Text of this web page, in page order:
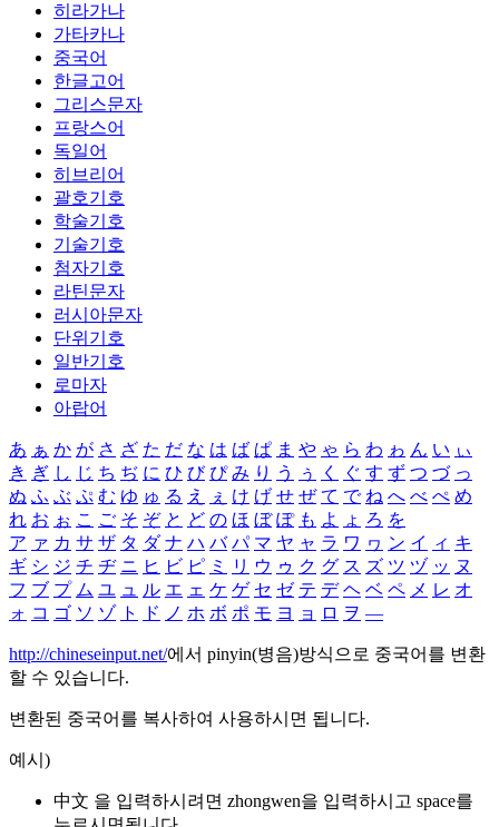
히라가나
가타카나
중국어
한글고어
그리스문자
프랑스어
독일어
히브리어
괄호기호
학술기호
기술기호
첨자기호
라틴문자
러시아문자
단위기호
일반기호
로마자
아랍어
あ ぁ か が さ ざ た だ な は ば ぱ ま や ゃ ら わ ゎ ん い ぃ
き ぎ し じ ち ぢ に ひ び ぴ み り う ぅ く ぐ す ず つ づ っ
ぬ ふ ぶ ぷ む ゆ ゅ る え ぇ け げ せ ぜ て で ね へ べ ぺ め
れ お ぉ こ ご そ ぞ と ど の ほ ぼ ぽ も よ ょ ろ を
ア ァ カ サ ザ タ ダ ナ ハ バ パ マ ヤ ャ ラ ワ ヮ ン イ ィ キ
ギ シ ジ チ ヂ ニ ヒ ビ ピ ミ リ ウ ゥ ク グ ス ズ ツ ヅ ッ ヌ
フ ブ プ ム ユ ュ ル エ ェ ケ ゲ セ ゼ テ デ ヘ ベ ペ メ レ オ
ォ コ ゴ ソ ゾ ト ド ノ ホ ボ ポ モ ヨ ョ ロ ヲ ―
http://chineseinput.net/에서 pinyin(병음)방식으로 중국어를 변환
할 수 있습니다.
변환된 중국어를 복사하여 사용하시면 됩니다.
예시)
中文 을 입력하시려면 zhongwen을 입력하시고 space를